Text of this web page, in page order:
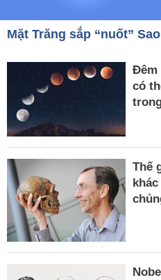
Mặt Trăng sắp “nuốt”
Đêm
có
Thế